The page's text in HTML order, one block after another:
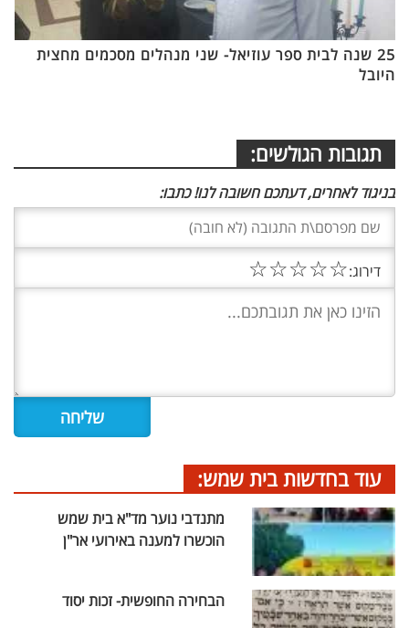
25 שנה לבית ספר עוזיאל- שני מנהלים מסכמים מחצית
היובל
תגובות הגולשים:
בניגוד לאחרים, דעתכם חשובה לנו! כתבו:
דירוג:☆
☆
☆
☆
☆
עוד בחדשות בית שמש:
מתנדבי נוער מד"א בית שמש
הוכשרו למענה באירועי אר"ן
הבחירה החופשית- זכות יסוד